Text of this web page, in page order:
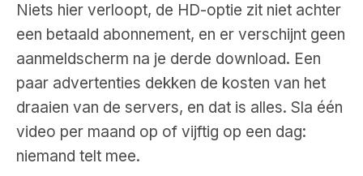
Niets hier verloopt, de HD-optie zit niet achter
een betaald abonnement, en er verschijnt geen
aanmeldscherm na je derde download. Een
paar advertenties dekken de kosten van het
draaien van de servers, en dat is alles. Sla één
video per maand op of vijftig op een dag:
niemand telt mee.